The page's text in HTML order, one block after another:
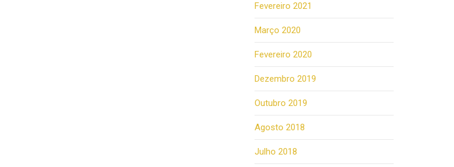
Fevereiro 2021
Março 2020
Fevereiro 2020
Dezembro 2019
Outubro 2019
Agosto 2018
Julho 2018